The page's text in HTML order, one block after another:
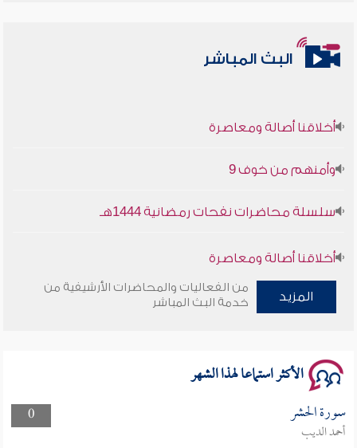
البث المباشر
أخلاقنا أصالة ومعاصرة
وأمنهم من خوف 9
سلسلة محاضرات نفحات رمضانية 1444هـ
أخلاقنا أصالة ومعاصرة
وأمنهم من خوف 9
المزيد
من الفعاليات والمحاضرات الأرشيفية من
خدمة البث المباشر
الأكثر استماعا لهذا الشهر
0 سورة الحشر
أحمد الديب